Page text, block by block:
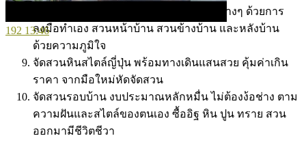
จัดสนามหญ้ารอบบ้านด้วยงบประมาณกลางๆ ด้วยการ
ลงมือทำเอง สวนหน้าบ้าน สวนข้างบ้าน และหลังบ้าน
ด้วยความภูมิใจ
จัดสวนหินสไตล์ญี่ปุ่น พร้อมทางเดินแสนสวย คุ้มค่าเกิน
ราคา จากมือใหม่หัดจัดสวน
จัดสวนรอบบ้าน งบประมาณหลักหมื่น ไม่ต้องง้อช่าง ตาม
ความฝันและสไตล์ของตนเอง ซื้ออิฐ หิน ปูน ทราย สวน
ออกมามีชีวิตชีวา
192 13:46